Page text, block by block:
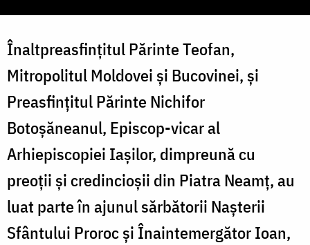
Înaltpreasfințitul Părinte Teofan,
Mitropolitul Moldovei și Bucovinei, și
Preasfințitul Părinte Nichifor
Botoșăneanul, Episcop-vicar al
Arhiepiscopiei Iașilor, dimpreună cu
preoții și credincioșii din Piatra Neamț, au
luat parte în ajunul sărbătorii Nașterii
Sfântului Proroc și Înaintemergător Ioan,